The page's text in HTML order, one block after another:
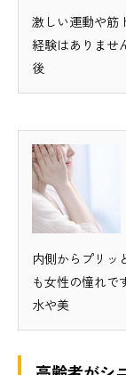
激しい運動や筋
経験はありませ
後
内側からプリッ
も女性の憧れで
水や美